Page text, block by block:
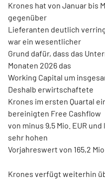
Krones hat von Januar bis
gegenüber
Lieferanten deutlich
war ein wesentlicher
Grund dafür, dass das
Monaten 2026 das
Working Capital um
Deshalb erwirtschaftete
Krones im ersten Quartal
bereinigten Free Cashflow
von minus 9,5 Mio. EUR
sehr hohen
Vorjahreswert von 165,2 Mio.
Krones verfügt weiterhin